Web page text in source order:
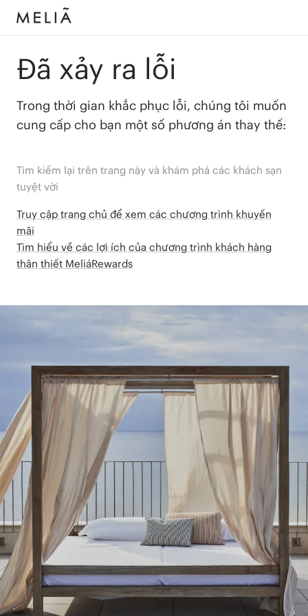
Đã xảy ra lỗi
Trong thời gian khắc phục lỗi, chúng tôi muốn
cung cấp cho bạn một số phương án thay thế:
Tìm kiếm lại trên trang này và khám phá các khách sạn
tuyệt vời
Truy cập trang chủ để xem các chương trình khuyến
mãi
Tìm hiểu về các lợi ích của chương trình khách hàng
thân thiết MeliáRewards